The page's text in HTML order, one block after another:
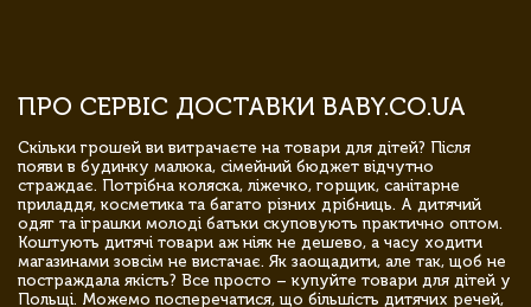
ПРО СЕРВІС ДОСТАВКИ BABY.CO.UA
Скільки грошей ви витрачаєте на товари для дітей? Після
появи в будинку малюка, сімейний бюджет відчутно
страждає. Потрібна коляска, ліжечко, горщик, санітарне
приладдя, косметика та багато різних дрібниць. А дитячий
одяг та іграшки молоді батьки скуповують практично оптом.
Коштують дитячі товари аж ніяк не дешево, а часу ходити
магазинами зовсім не вистачає. Як заощадити, але так, щоб не
постраждала якість? Все просто – купуйте товари для дітей у
Польщі. Можемо посперечатися, що більшість дитячих речей,